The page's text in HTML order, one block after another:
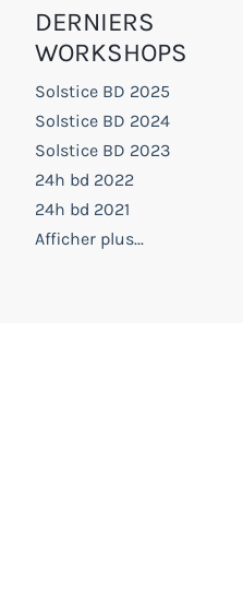
DERNIERS
WORKSHOPS
Solstice BD 2025
Solstice BD 2024
Solstice BD 2023
24h bd 2022
24h bd 2021
Afficher plus...